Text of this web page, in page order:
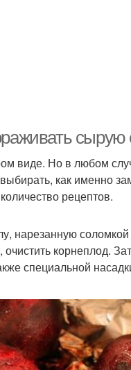
сырую
виде. Но в любом
как именно
рецептов.
нарезанную соломкой
корнеплод.
специальной